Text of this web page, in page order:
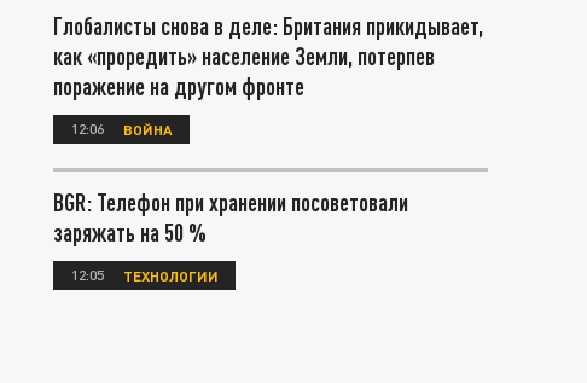
Глобалисты снова в деле: Британия прикидывает,
как «проредить» население Земли, потерпев
поражение на другом фронте
12:06 ВОЙНА
BGR: Телефон при хранении посоветовали
заряжать на 50 %
12:05 ТЕХНОЛОГИИ